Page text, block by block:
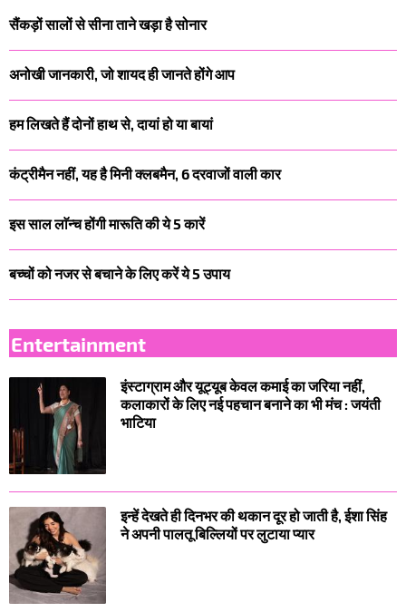
सैंकड़ों सालों से सीना ताने खड़ा है सोनार
अनोखी जानकारी, जो शायद ही जानते होंगे आप
हम लिखते हैं दोनों हाथ से, दायां हो या बायां
कंट्रीमैन नहीं, यह है मिनी क्लबमैन, 6 दरवाजों वाली कार
इस साल लाॅन्च होंगी मारूति की ये 5 कारें
बच्‍चों को नजर से बचाने के लिए करें ये 5 उपाय
Entertainment
इंस्टाग्राम और यूट्यूब केवल कमाई का जरिया नहीं,
कलाकारों के लिए नई पहचान बनाने का भी मंच : जयंती
भाटिया
इन्हें देखते ही दिनभर की थकान दूर हो जाती है, ईशा सिंह
ने अपनी पालतू बिल्लियों पर लुटाया प्यार